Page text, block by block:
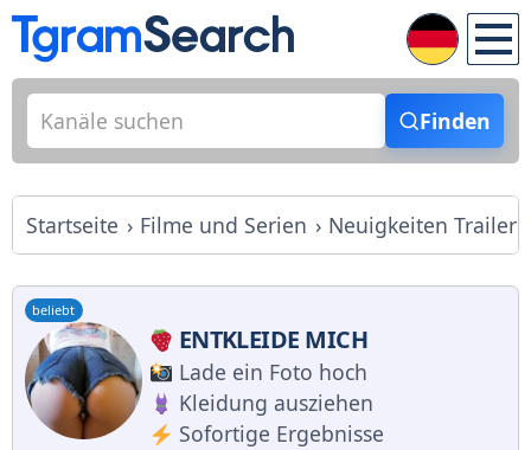
Finden
Startseite Filme und Serien Neuigkeiten Trailer
beliebt
ENTKLEIDE MICH
Lade ein Foto hoch
Kleidung ausziehen
Sofortige Ergebnisse